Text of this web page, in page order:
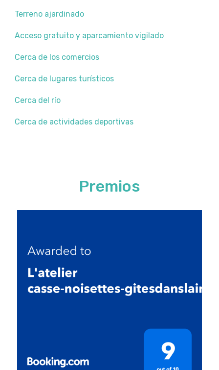
Terreno ajardinado
Acceso gratuito y aparcamiento vigilado
Cerca de los comercios
Cerca de lugares turísticos
Cerca del río
Cerca de actividades deportivas
Premios